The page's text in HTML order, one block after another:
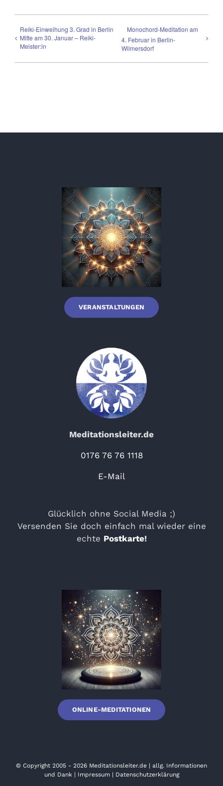
Reiki-Einweihung 3. Grad in Berlin
Mitte am 30. Januar – Reiki-
Meister:in
Monochord-Meditation am
4. Februar in Berlin-
Wilmersdorf
VERANSTALTUNGEN
Meditationsleiter.de
0176 76 76 1118
E-Mail
Glücklich ohne Social Media ;)
Versenden Sie doch einfach mal wieder eine
echte Postkarte!
ONLINE-MEDITATIONEN
© Copyright 2005 - 2026 Meditationsleiter.de | allg. Informationen
und Dank| Impressum| Datenschutzerklärung